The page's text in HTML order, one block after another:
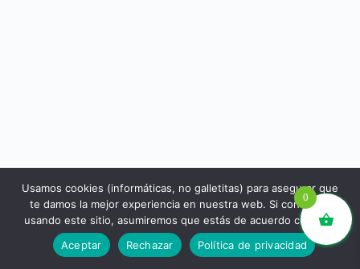
libros.eco © - Desde Barcelona para el mundo 💚 |
Devoluciones y reembolsos|Política de Privacidad
0
Usamos cookies (informáticas, no galletitas) para asegurar que
te damos la mejor experiencia en nuestra web. Si continúas
usando este sitio, asumiremos que estás de acuerdo con ello.
Aceptar
Rechazar Política de privacidad